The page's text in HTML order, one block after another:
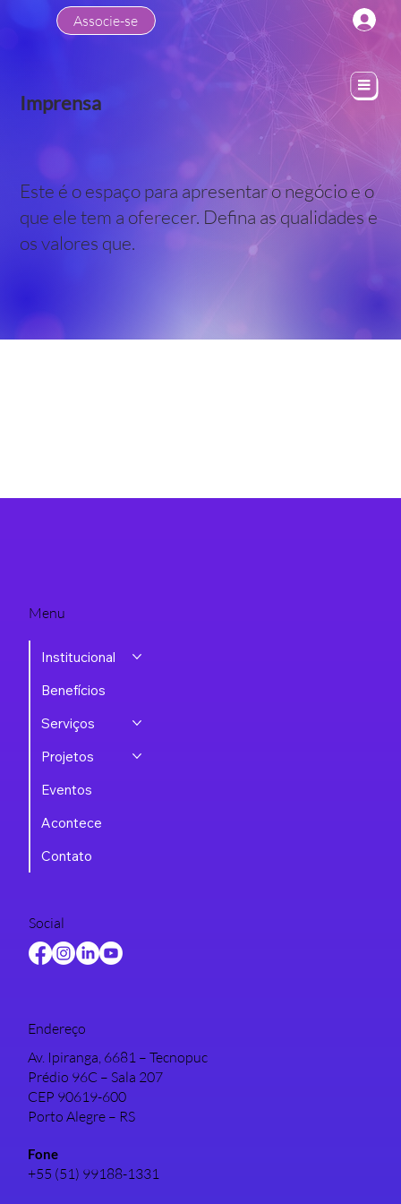
Associe-se
Imprensa
Este é o espaço para apresentar o negócio e o
que ele tem a oferecer. Defina as qualidades e
os valores que.
Menu
Institucional
Benefícios
Serviços
Projetos
Eventos
Acontece
Contato
Social
Endereço
Av. Ipiranga, 6681 – Tecnopuc
Prédio 96C – Sala 207
CEP 90619-600
Porto Alegre – RS
Fone
+55 (51) 99188-1331